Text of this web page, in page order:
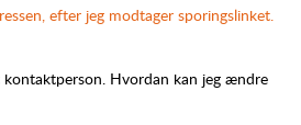
efter jeg modtager sporingslinket.
Hvordan kan jeg ændre